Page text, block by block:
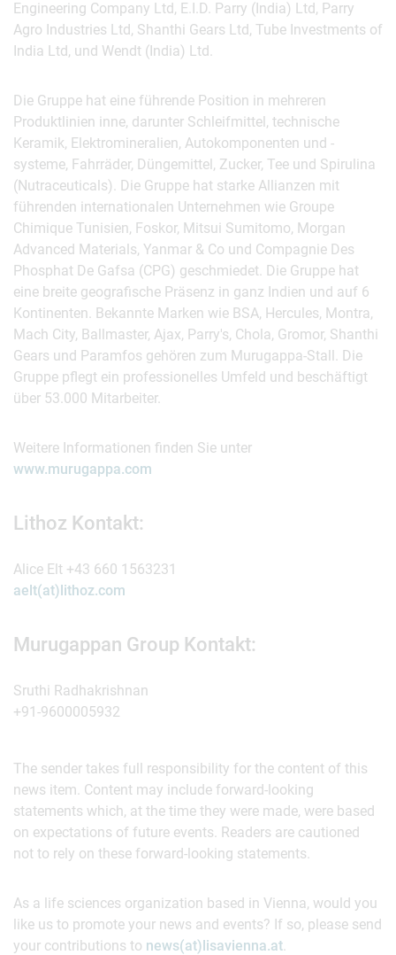
Engineering Company Ltd, E.I.D. Parry (India) Ltd, Parry
Agro Industries Ltd, Shanthi Gears Ltd, Tube Investments of
India Ltd, und Wendt (India) Ltd.
Die Gruppe hat eine führende Position in mehreren
Produktlinien inne, darunter Schleifmittel, technische
Keramik, Elektromineralien, Autokomponenten und -
systeme, Fahrräder, Düngemittel, Zucker, Tee und Spirulina
(Nutraceuticals). Die Gruppe hat starke Allianzen mit
führenden internationalen Unternehmen wie Groupe
Chimique Tunisien, Foskor, Mitsui Sumitomo, Morgan
Advanced Materials, Yanmar & Co und Compagnie Des
Phosphat De Gafsa (CPG) geschmiedet. Die Gruppe hat
eine breite geografische Präsenz in ganz Indien und auf 6
Kontinenten. Bekannte Marken wie BSA, Hercules, Montra,
Mach City, Ballmaster, Ajax, Parry's, Chola, Gromor, Shanthi
Gears und Paramfos gehören zum Murugappa-Stall. Die
Gruppe pflegt ein professionelles Umfeld und beschäftigt
über 53.000 Mitarbeiter.
Weitere Informationen finden Sie unter
www.murugappa.com
Lithoz Kontakt:
Alice Elt +43 660 1563231
aelt(at)lithoz.com
Murugappan Group Kontakt:
Sruthi Radhakrishnan
+91-9600005932
The sender takes full responsibility for the content of this
news item. Content may include forward-looking
statements which, at the time they were made, were based
on expectations of future events. Readers are cautioned
not to rely on these forward-looking statements.
As a life sciences organization based in Vienna, would you
like us to promote your news and events? If so, please send
your contributions to news(at)lisavienna.at.